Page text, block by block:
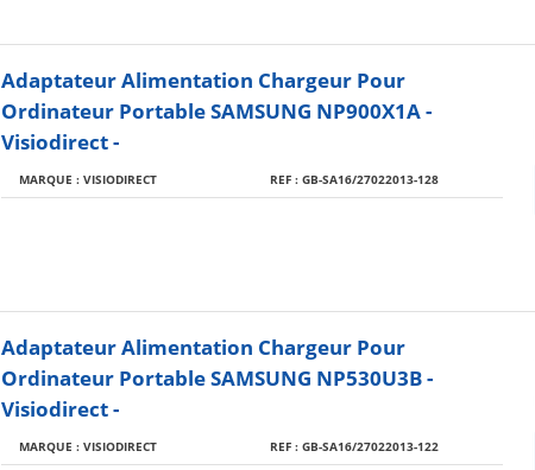
Adaptateur Alimentation Chargeur Pour
Ordinateur Portable SAMSUNG NP900X1A -
Visiodirect -
MARQUE : VISIODIRECT REF : GB-SA16/27022013-128
Adaptateur Alimentation Chargeur Pour
Ordinateur Portable SAMSUNG NP530U3B -
Visiodirect -
MARQUE : VISIODIRECT REF : GB-SA16/27022013-122